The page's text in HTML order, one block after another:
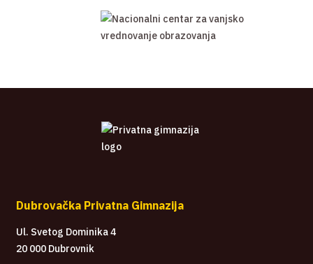
Dubrovačka Privatna Gimnazija
Ul. Svetog Dominika 4
20 000 Dubrovnik